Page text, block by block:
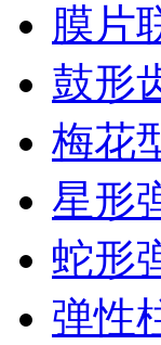
膜片
鼓形
梅花
星形
蛇形
弹性